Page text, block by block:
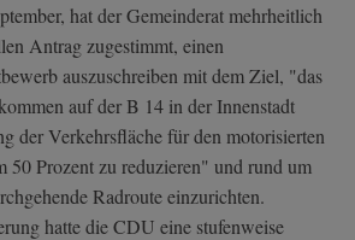
hat der Gemeinderat mehrheitlich
Antrag zugestimmt, einen
auszuschreiben mit dem Ziel, "das
auf der B 14 in der Innenstadt
der Verkehrsfläche für den motorisierten
50 Prozent zu reduzieren" und rund um
Radroute einzurichten.
hatte die CDU eine stufenweise